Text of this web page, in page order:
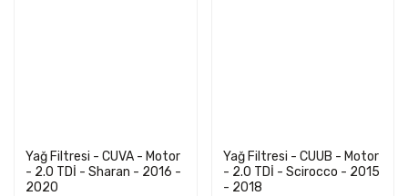
Yağ Filtresi - CUVA - Motor
- 2.0 TDİ - Sharan - 2016 -
2020
Yağ Filtresi - CUUB - Motor
- 2.0 TDİ - Scirocco - 2015
- 2018